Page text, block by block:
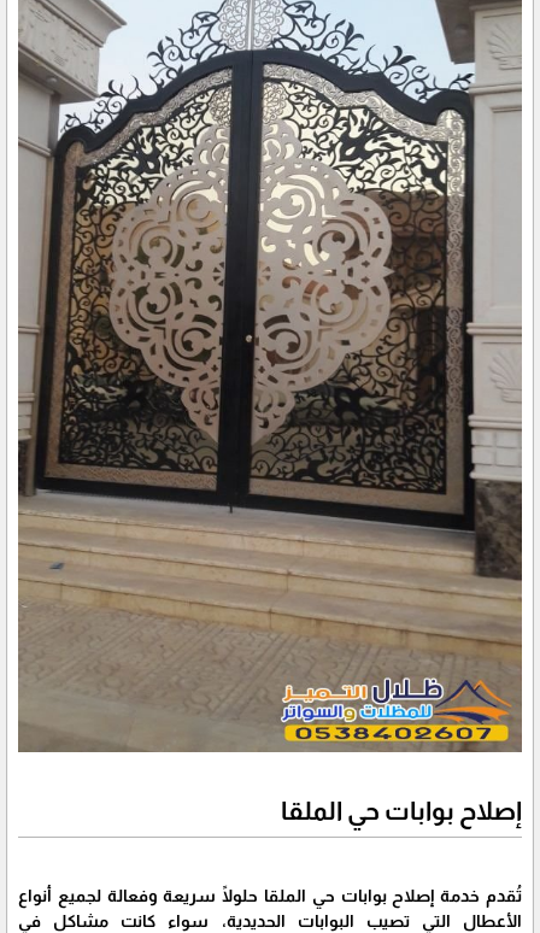
إصلاح بوابات حي الملقا
تُقدم خدمة إصلاح بوابات حي الملقا حلولًا سريعة وفعالة لجميع أنواع
الأعطال التي تصيب البوابات الحديدية، سواء كانت مشاكل في